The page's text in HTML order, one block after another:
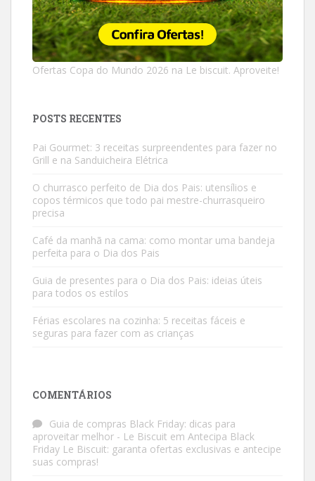
Ofertas Copa do Mundo 2026 na Le biscuit. Aproveite!
POSTS RECENTES
Pai Gourmet: 3 receitas surpreendentes para fazer no
Grill e na Sanduicheira Elétrica
O churrasco perfeito de Dia dos Pais: utensílios e
copos térmicos que todo pai mestre-churrasqueiro
precisa
Café da manhã na cama: como montar uma bandeja
perfeita para o Dia dos Pais
Guia de presentes para o Dia dos Pais: ideias úteis
para todos os estilos
Férias escolares na cozinha: 5 receitas fáceis e
seguras para fazer com as crianças
COMENTÁRIOS
Guia de compras Black Friday: dicas para
aproveitar melhor - Le Biscuit em Antecipa Black
Friday Le Biscuit: garanta ofertas exclusivas e antecipe
suas compras!